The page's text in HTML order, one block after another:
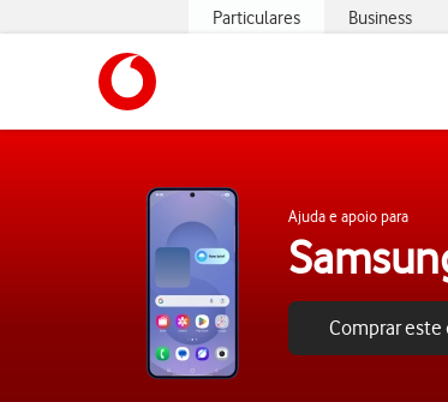
Particulares Business
Ajuda e apoio para
Comprar